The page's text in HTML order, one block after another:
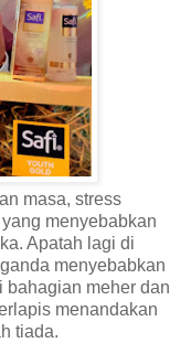
masa, stress
menyebabkan
Apatah lagi di
menyebabkan
bahagian meher dan
menandakan
tiada.